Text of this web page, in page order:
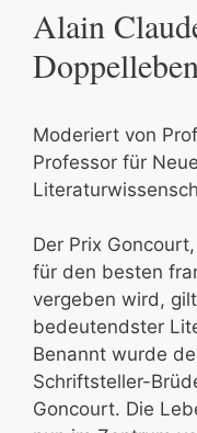
Alain
Moderiert von
Professor für
Der Prix
für den besten
vergeben wird,
bedeutendster
Benannt wurde
Schriftsteller-
Goncourt. Die